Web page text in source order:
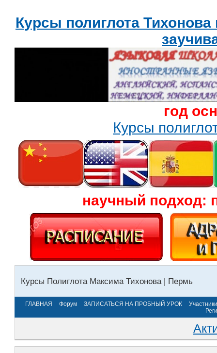
Курсы полиглота
год
Курсы
научный подход:
Курсы Полиглота Максима Тихонова | Пермь
ГЛАВНАЯ Форум ЗАПИСАТЬСЯ НА ПРОБНЫЙ УРОК
Участники